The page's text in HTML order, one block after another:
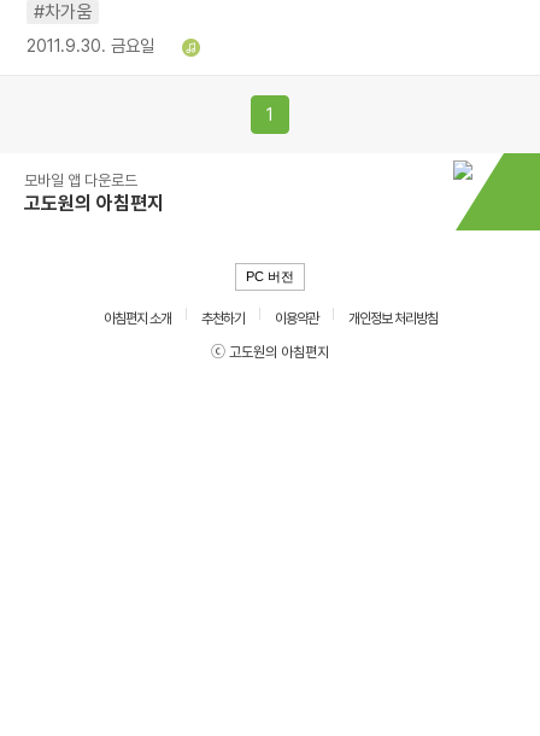
#차가움
2011.9.30. 금요일
1
모바일 앱 다운로드
고도원의 아침편지
PC 버전
아침편지 소개 추천하기 이용약관
개인정보 처리방침
ⓒ 고도원의 아침편지